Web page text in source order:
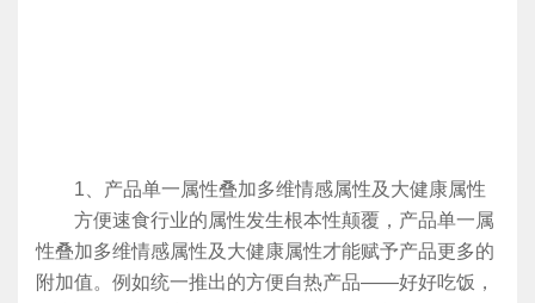
1、产品单一属性叠加多维情感属性及大健康属性
方便速食行业的属性发生根本性颠覆，产品单一属
性叠加多维情感属性及大健康属性才能赋予产品更多的
附加值。例如统一推出的方便自热产品——好好吃饭，